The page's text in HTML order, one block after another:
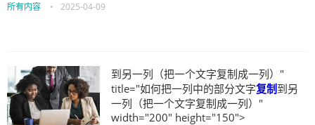
所有内容 • 2025-04-09
到另一列（把一个文字复制成一列）"
title="如何把一列中的部分文字复制 到另
一列（把一个文字复制成一列）"
width="200" height="150">